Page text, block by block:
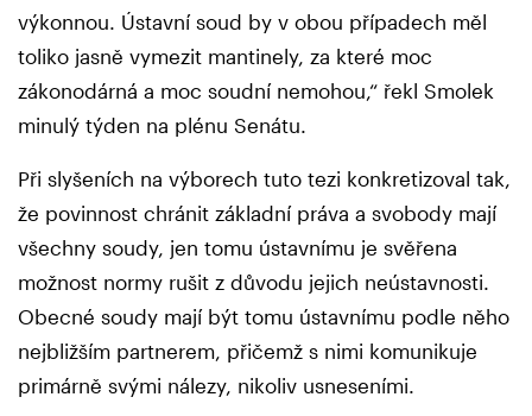
výkonnou. Ústavní soud by v obou případech měl
toliko jasně vymezit mantinely, za které moc
zákonodárná a moc soudní nemohou,“ řekl Smolek
minulý týden na plénu Senátu.
Při slyšeních na výborech tuto tezi konkretizoval tak,
že povinnost chránit základní práva a svobody mají
všechny soudy, jen tomu ústavnímu je svěřena
možnost normy rušit z důvodu jejich neústavnosti.
Obecné soudy mají být tomu ústavnímu podle něho
nejbližším partnerem, přičemž s nimi komunikuje
primárně svými nálezy, nikoliv usneseními.